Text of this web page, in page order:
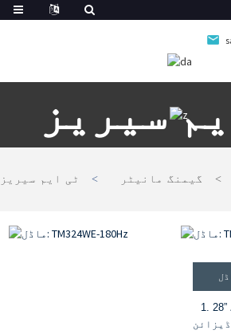
سیریز
گیمنگ مانیٹر ٹی ایم سیریز
1. 28” فاسٹ IPS 3840*2160